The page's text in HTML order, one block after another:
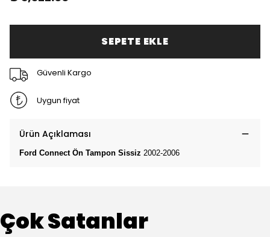
SEPETE EKLE
Güvenli Kargo
Uygun fiyat
Ürün Açıklaması
Ford Connect Ön Tampon Sissiz 2002-2006
Çok Satanlar